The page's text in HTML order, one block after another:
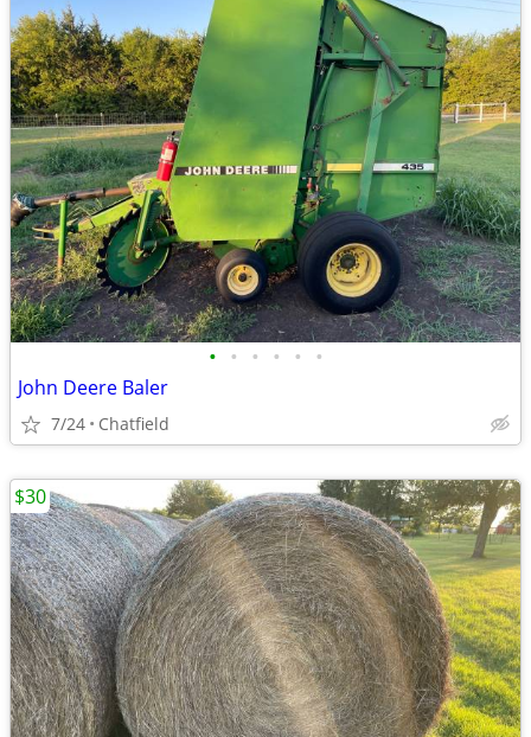
• • • • • •
John Deere Baler
7/24 Chatfield
$30